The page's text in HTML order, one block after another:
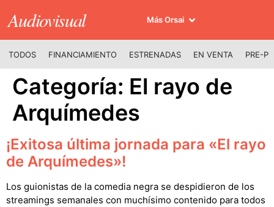
Audiovisual Más Orsai
TODOS FINANCIAMIENTO ESTRENADAS EN VENTA PRE-
Categoría: El rayo de
Arquímedes
¡Exitosa última jornada para «El rayo
de Arquímedes»!
Los guionistas de la comedia negra se despidieron de los
streamings semanales con muchísimo contenido para todos